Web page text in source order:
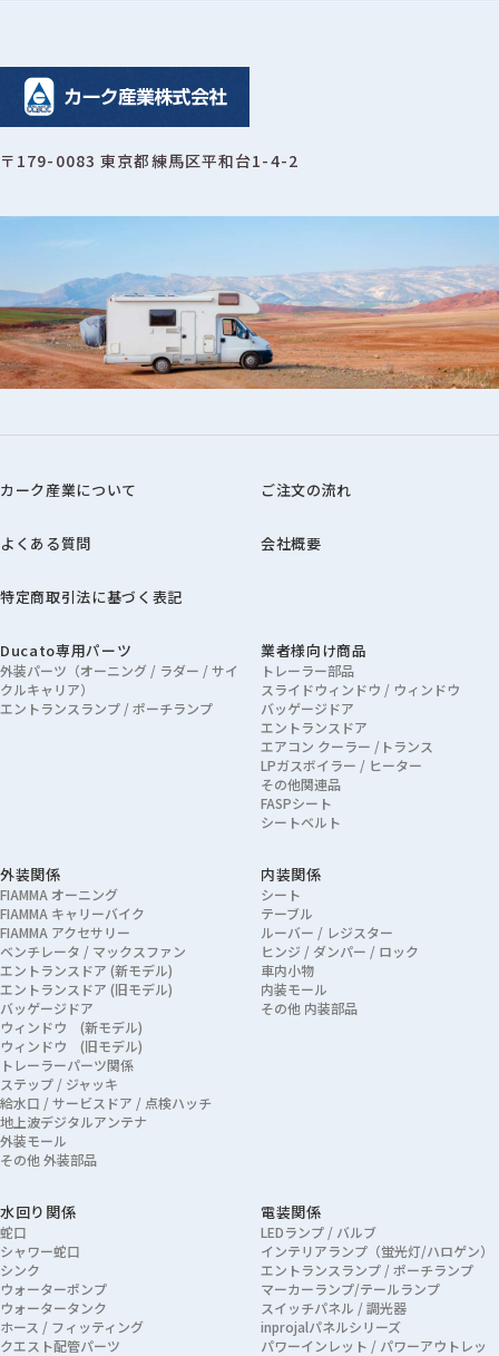
〒179-0083 東京都練馬区平和台1-4-2
カーク産業について ご注文の流れ
よくある質問 会社概要
特定商取引法に基づく表記
Ducato専用パーツ
外装パーツ（オーニング / ラダー / サイ
クルキャリア）
エントランスランプ / ポーチランプ
業者様向け商品
トレーラー部品
スライドウィンドウ / ウィンドウ
バッゲージドア
エントランスドア
エアコン クーラー /トランス
LPガスボイラー / ヒーター
その他関連品
FASPシート
シートベルト
外装関係
FIAMMA オーニング
FIAMMA キャリーバイク
FIAMMA アクセサリー
ベンチレータ / マックスファン
エントランスドア (新モデル)
エントランスドア (旧モデル)
バッゲージドア
ウィンドウ (新モデル)
ウィンドウ (旧モデル)
トレーラーパーツ関係
ステップ / ジャッキ
給水口 / サービスドア / 点検ハッチ
地上波デジタルアンテナ
外装モール
その他 外装部品
内装関係
シート
テーブル
ルーバー / レジスター
ヒンジ / ダンパー / ロック
車内小物
内装モール
その他 内装部品
水回り関係
蛇口
シャワー蛇口
シンク
ウォーターポンプ
ウォータータンク
ホース / フィッティング
クエスト配管パーツ
電装関係
LEDランプ / バルブ
インテリアランプ（蛍光灯/ハロゲン）
エントランスランプ / ポーチランプ
マーカーランプ/テールランプ
スイッチパネル / 調光器
inprojalパネルシリーズ
パワーインレット / パワーアウトレッ